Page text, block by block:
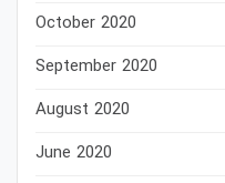
October 2020
September 2020
August 2020
June 2020